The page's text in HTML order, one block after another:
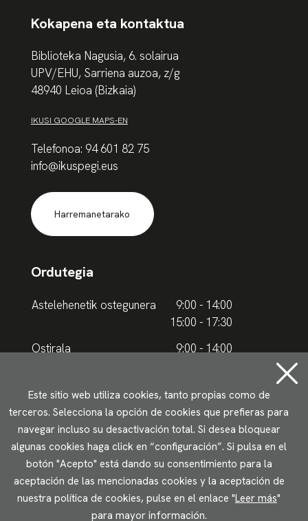
Kokapena eta kontaktua
Biblioteka Nagusia, 6. solairua
UPV/EHU, Sarriena auzoa, z/g
48940 Leioa (Bizkaia)
IKUSI GOOGLE MAPS-EN
Telefonoa: 94 601 82 75
info@ikuspegi.eus
Harremanetarako
Ordutegia
Astelehenetik ostegunera
9:00 - 14:00
15:00 - 17:30
Ostirala
9:00 - 14:00
Udako ordutegia
Astelehenetik ostegunera
9.00 - 15.00
Ostirala
9:00 - 14:00
Lege oharrak Pribatutasun politika
Cookieen erabilera
Irisgarritasun
Este sitio web utiliza cookies, tanto propias como de
terceros. Selecciona la opción de cookies que prefieras para
navegar incluso su desactivación total. Si desea bloquear
algunas cookies haga click en “configuración”. Si pulsa en el
botón "Acepto" está dando su consentimiento para la
aceptación de las mencionadas cookies y la aceptación de
nuestra política de cookies, pulse en el enlace "Leer más"
para mayor información.